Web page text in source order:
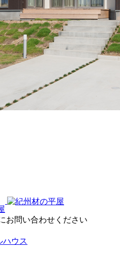
お問い合わせください
ハウス